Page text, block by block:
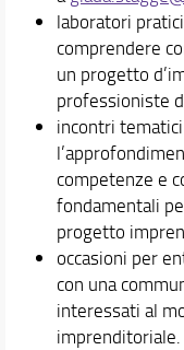
laboratori
comprendere
un progetto
professioniste
incontri
competenze e
fondamentali
progetto
occasioni per
con una
interessati al
imprenditoriale.